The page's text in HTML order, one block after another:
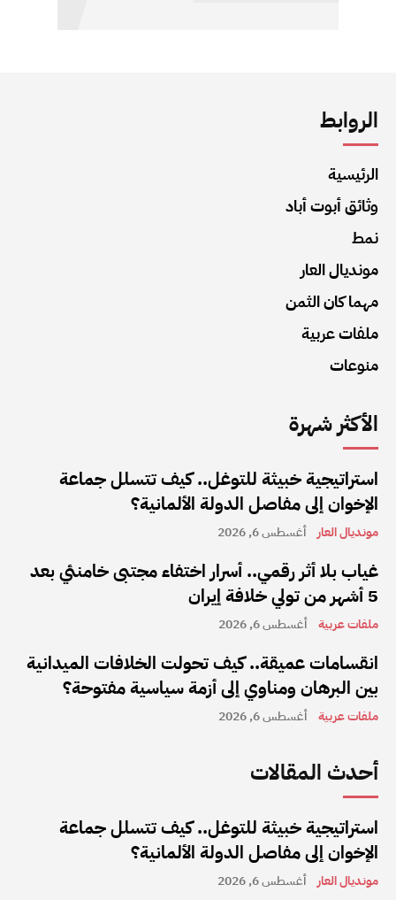
الروابط
الرئيسية
وثائق أبوت أباد
نمط
مونديال العار
مهما كان الثمن
ملفات عربية
منوعات
الأكثر شهرة
استراتيجية خبيثة للتوغل.. كيف تتسلل جماعة
الإخوان إلى مفاصل الدولة الألمانية؟
مونديال العار أغسطس 6, 2026
غياب بلا أثر رقمي.. أسرار اختفاء مجتبى خامنئي بعد
5 أشهر من تولي خلافة إيران
ملفات عربية أغسطس 6, 2026
انقسامات عميقة.. كيف تحولت الخلافات الميدانية
بين البرهان ومناوي إلى أزمة سياسية مفتوحة؟
ملفات عربية أغسطس 6, 2026
أحدث المقالات
استراتيجية خبيثة للتوغل.. كيف تتسلل جماعة
الإخوان إلى مفاصل الدولة الألمانية؟
مونديال العار أغسطس 6, 2026